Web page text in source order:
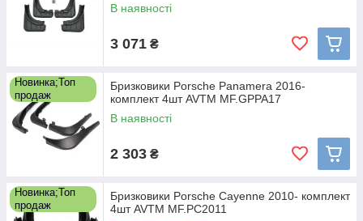
В наявності
3 071 ₴
Новинка;Топ
продаж
Бризковики Porsche Panamera 2016-
комплект 4шт AVTM MF.GPPA17
В наявності
2 303 ₴
Новинка;Топ
продаж
Бризковики Porsсhe Cayenne 2010- комплект
4шт AVTM MF.PC2011